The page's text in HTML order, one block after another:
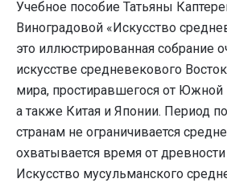
Учебное пособие Татьяны
Виноградовой «Искусство
это иллюстрированная собрание
искусстве средневекового
мира, простиравшегося от
а также Китая и Японии. Период
странам не ограничивается
охватывается время от древности
Искусство мусульманского